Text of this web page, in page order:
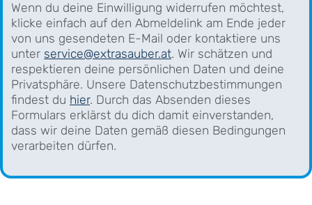
Wenn du deine Einwilligung widerrufen möchtest,
klicke einfach auf den Abmeldelink am Ende jeder
von uns gesendeten E-Mail oder kontaktiere uns
unter service@extrasauber.at. Wir schätzen und
respektieren deine persönlichen Daten und deine
Privatsphäre. Unsere Datenschutzbestimmungen
findest du hier. Durch das Absenden dieses
Formulars erklärst du dich damit einverstanden,
dass wir deine Daten gemäß diesen Bedingungen
verarbeiten dürfen.